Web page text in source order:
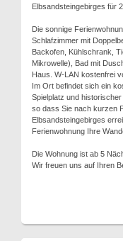
Elbsandsteingebirges für
Die sonnige
Schlafzimmer mit
Backofen, Kühlschrank,
Mikrowelle), Bad mit
Haus. W-LAN kostenfrei
Im Ort befindet sich ein
Spielplatz und
so dass Sie nach kurzen
Elbsandsteingebirges
Ferienwohnung Ihre
Die Wohnung ist ab 5
Wir freuen uns auf Ihren